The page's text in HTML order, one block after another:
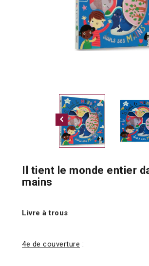
Il tient le monde entier
mains
Livre à trous
4e de couverture :